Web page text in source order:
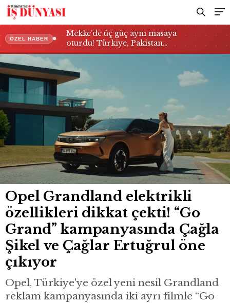
ÖZEL HABER
Mekke’de üç güç aynı masaya
oturdu! Türkiye, Pakistan…
kampanyasında Çağla Şikel ve Çağlar
Ertuğrul öne çıkıyor
Opel Grandland elektrikli
özellikleri dikkat çekti! “Go
Grand” kampanyasında Çağla
Şikel ve Çağlar Ertuğrul öne
çıkıyor
Opel, Türkiye'ye özel yeni nesil Grandland
reklam kampanyasında iki ayrı filmle “Go